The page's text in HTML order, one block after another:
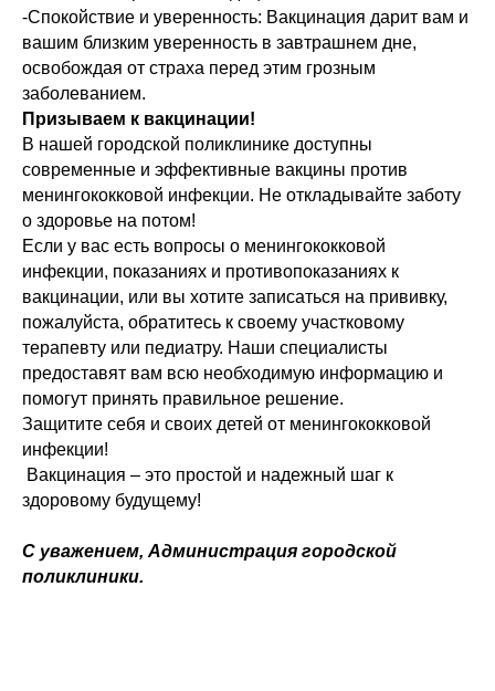
-Спокойствие и уверенность: Вакцинация дарит вам и
вашим близким уверенность в завтрашнем дне,
освобождая от страха перед этим грозным
заболеванием.
Призываем к вакцинации!
В нашей городской поликлинике доступны
современные и эффективные вакцины против
менингококковой инфекции. Не откладывайте заботу
о здоровье на потом!
Если у вас есть вопросы о менингококковой
инфекции, показаниях и противопоказаниях к
вакцинации, или вы хотите записаться на прививку,
пожалуйста, обратитесь к своему участковому
терапевту или педиатру. Наши специалисты
предоставят вам всю необходимую информацию и
помогут принять правильное решение.
Защитите себя и своих детей от менингококковой
инфекции!
Вакцинация – это простой и надежный шаг к
здоровому будущему!
С уважением, Администрация городской
поликлиники.